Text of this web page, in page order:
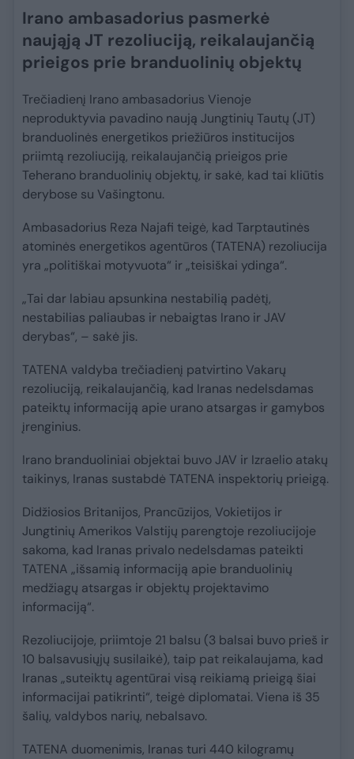
Irano ambasadorius pasmerkė
naująją JT rezoliuciją, reikalaujančią
prieigos prie branduolinių objektų
Trečiadienį Irano ambasadorius Vienoje
neproduktyvia pavadino naują Jungtinių Tautų (JT)
branduolinės energetikos priežiūros institucijos
priimtą rezoliuciją, reikalaujančią prieigos prie
Teherano branduolinių objektų, ir sakė, kad tai kliūtis
derybose su Vašingtonu.
Ambasadorius Reza Najafi teigė, kad Tarptautinės
atominės energetikos agentūros (TATENA) rezoliucija
yra „politiškai motyvuota“ ir „teisiškai ydinga“.
„Tai dar labiau apsunkina nestabilią padėtį,
nestabilias paliaubas ir nebaigtas Irano ir JAV
derybas“, – sakė jis.
TATENA valdyba trečiadienį patvirtino Vakarų
rezoliuciją, reikalaujančią, kad Iranas nedelsdamas
pateiktų informaciją apie urano atsargas ir gamybos
įrenginius.
Irano branduoliniai objektai buvo JAV ir Izraelio atakų
taikinys, Iranas sustabdė TATENA inspektorių prieigą.
Didžiosios Britanijos, Prancūzijos, Vokietijos ir
Jungtinių Amerikos Valstijų parengtoje rezoliucijoje
sakoma, kad Iranas privalo nedelsdamas pateikti
TATENA „išsamią informaciją apie branduolinių
medžiagų atsargas ir objektų projektavimo
informaciją“.
Rezoliucijoje, priimtoje 21 balsu (3 balsai buvo prieš ir
10 balsavusiųjų susilaikė), taip pat reikalaujama, kad
Iranas „suteiktų agentūrai visą reikiamą prieigą šiai
informacijai patikrinti“, teigė diplomatai. Viena iš 35
šalių, valdybos narių, nebalsavo.
TATENA duomenimis, Iranas turi 440 kilogramų